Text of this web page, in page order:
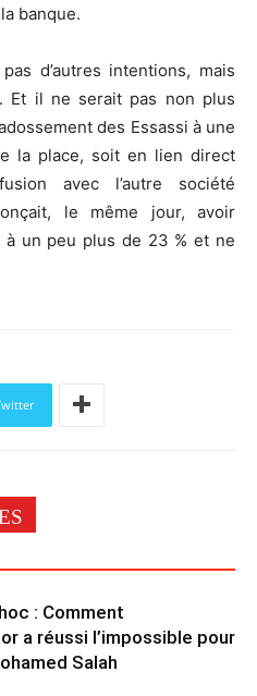
banque.
d’autres intentions, mais
Et il ne serait pas non plus
des Essassi à une
la place, soit en lien direct
avec l’autre société
le même jour, avoir
un peu plus de 23 % et ne
: Comment
a réussi l’impossible pour
Salah